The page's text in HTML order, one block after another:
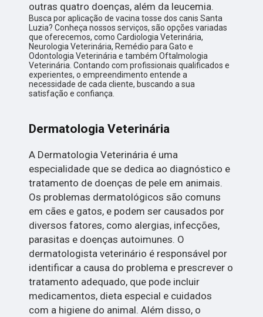
outras quatro doenças, além da leucemia.
Busca por aplicação de vacina tosse dos canis Santa
Luzia? Conheça nossos serviços, são opções variadas
que oferecemos, como Cardiologia Veterinária,
Neurologia Veterinária, Remédio para Gato e
Odontologia Veterinária e também Oftalmologia
Veterinária. Contando com profissionais qualificados e
experientes, o empreendimento entende a
necessidade de cada cliente, buscando a sua
satisfação e confiança.
Dermatologia Veterinária
A Dermatologia Veterinária é uma
especialidade que se dedica ao diagnóstico e
tratamento de doenças de pele em animais.
Os problemas dermatológicos são comuns
em cães e gatos, e podem ser causados por
diversos fatores, como alergias, infecções,
parasitas e doenças autoimunes. O
dermatologista veterinário é responsável por
identificar a causa do problema e prescrever o
tratamento adequado, que pode incluir
medicamentos, dieta especial e cuidados
com a higiene do animal. Além disso, o